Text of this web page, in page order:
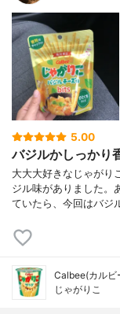
5.00
バジルかしっかり
大大大好きなじゃがり
ジル味がありました。
ていたら、今回はバジ
Calbee(カルビ
じゃがりこ